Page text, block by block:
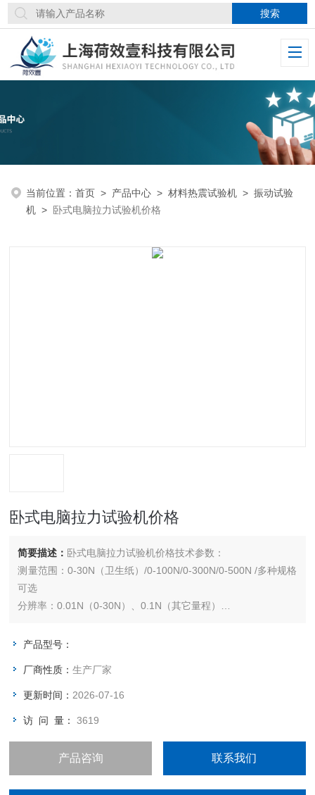
当前位置：首页 > 产品中心 >材料热震试验机 >振动试验
机 > 卧式电脑拉力试验机价格
卧式电脑拉力试验机价格
简要描述： 卧式电脑拉力试验机价格技术参数：
测量范围：0-30N（卫生纸）/0-100N/0-300N/0-500N /多种规格
可选
分辨率：0.01N（0-30N）、0.1N（其它量程）
产品型号：
厂商性质：生产厂家
更新时间： 2026-07-16
访 问 量：3619
产品咨询 联系我们